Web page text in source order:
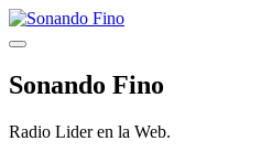
Saltar
al
Menú
Sonando Fino
Radio Lider en la Web.